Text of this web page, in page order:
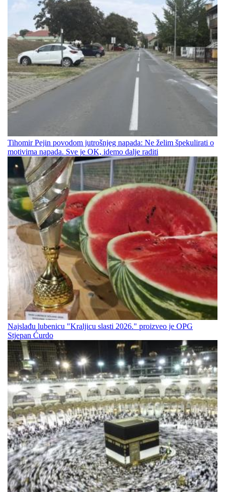
Tihomir Pejin povodom jutrošnjeg napada: Ne želim špekulirati o
motivima napada. Sve je OK, idemo dalje raditi
Najslađu lubenicu "Kraljicu slasti 2026." proizveo je OPG
Stjepan Ćurdo